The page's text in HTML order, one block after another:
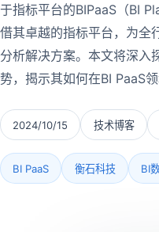
于指标平台的BIPaaS（BI
借其卓越的指标平台，为全
分析解决方案。本文将深入
势，揭示其如何在BI PaaS领
2024/10/15 技术博客
BI PaaS 衡石科技 BI